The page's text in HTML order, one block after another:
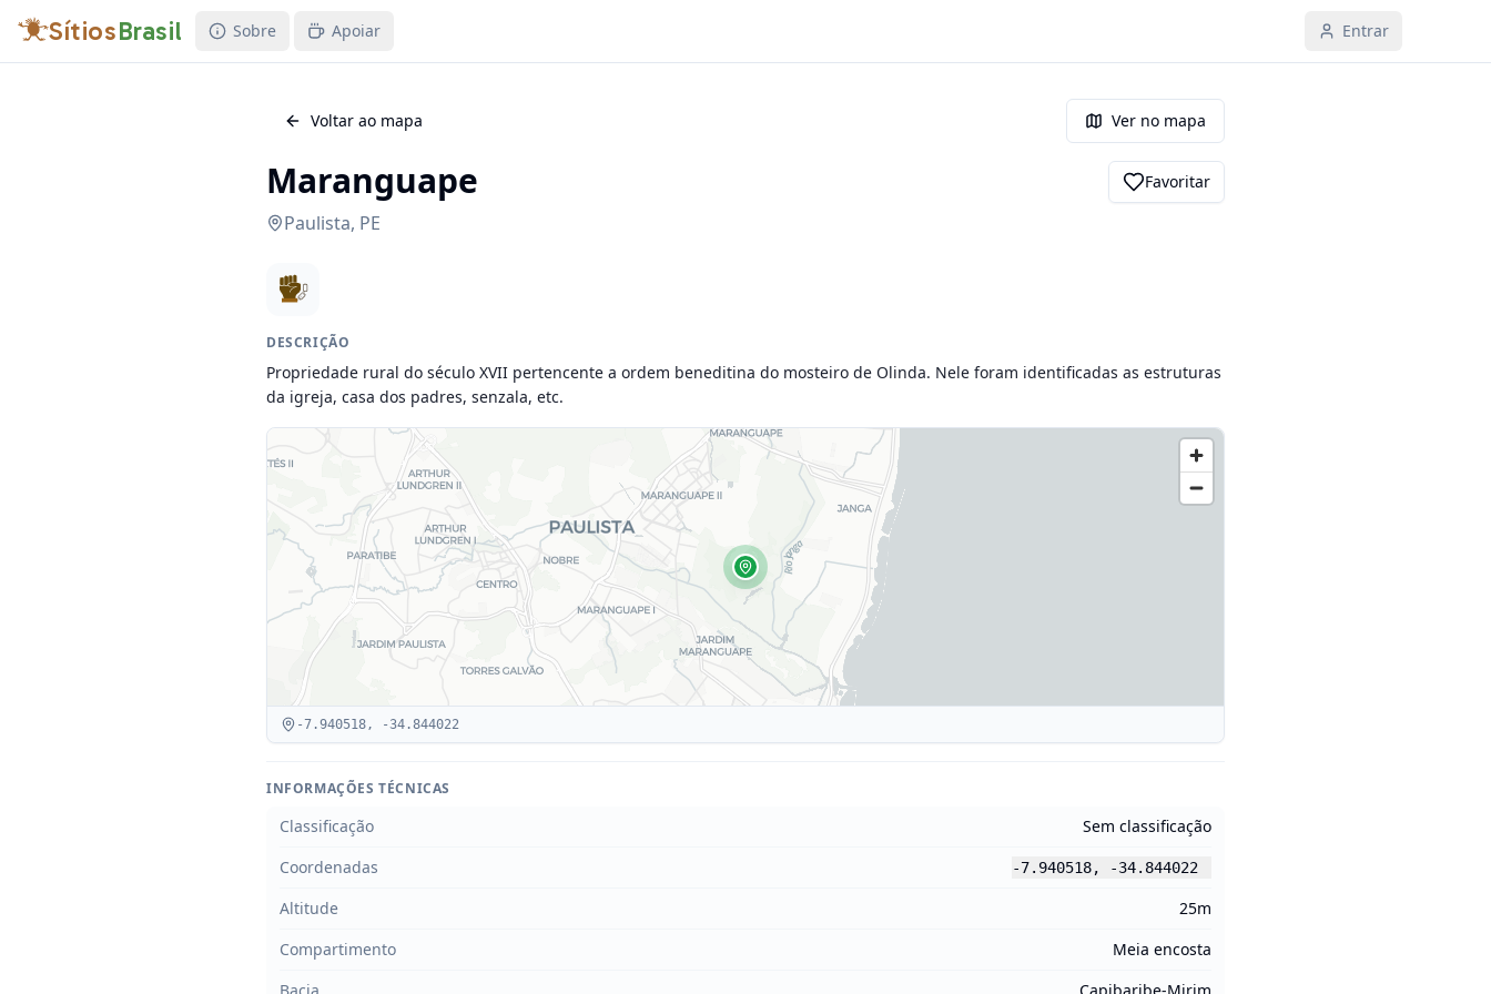
SítiosBrasil Sobre Apoiar Entrar
Voltar ao mapa Ver no mapa
Maranguape
Paulista, PE
Favoritar
DESCRIÇÃO
Propriedade rural do século XVII pertencente a ordem beneditina do mosteiro de Olinda. Nele foram identificadas as estruturas
da igreja, casa dos padres, senzala, etc.
-7.940518, -34.844022
INFORMAÇÕES TÉCNICAS
Classificação
Sem classificação
Coordenadas
-7.940518, -34.844022
Altitude
25m
Compartimento
Meia encosta